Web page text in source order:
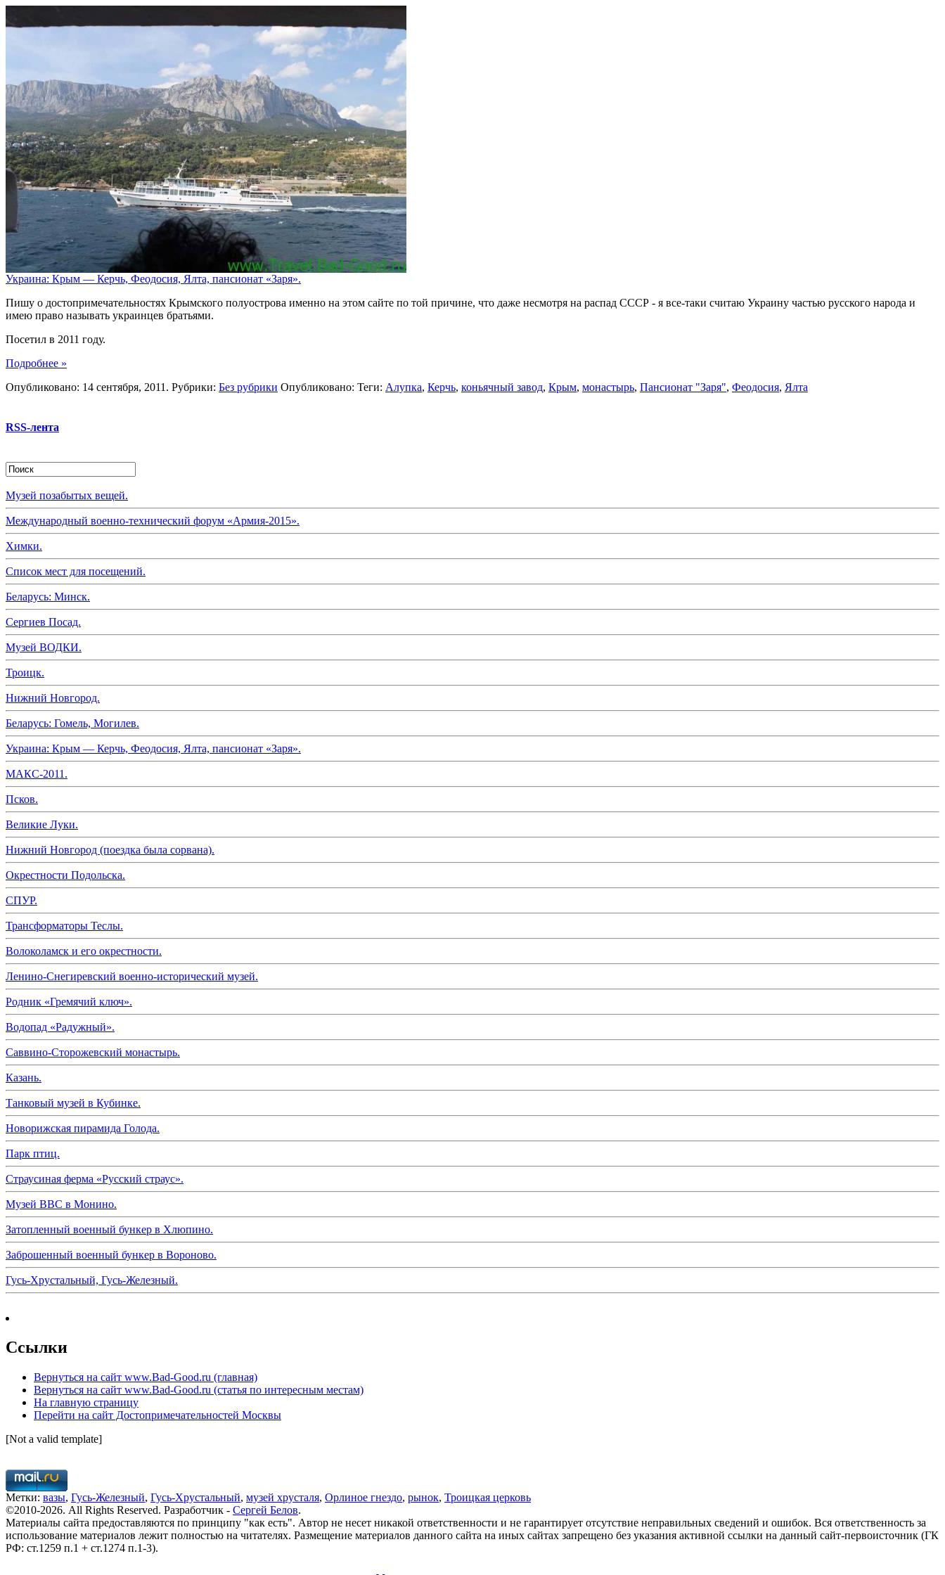
Украина: Крым — Керчь, Феодосия, Ялта, пансионат «Заря».
Пишу о достопримечательностях Крымского полуострова именно на этом сайте по той причине, что даже несмотря на распад СССР - я все-таки считаю Украину частью русского народа и
имею право называть украинцев братьями.
Посетил в 2011 году.
Подробнее »
Опубликовано: 14 сентября, 2011. Рубрики: Без рубрики Опубликовано: Теги: Алупка, Керчь, коньячный завод, Крым, монастырь, Пансионат "Заря", Феодосия, Ялта
RSS-лента
Музей позабытых вещей.
Международный военно-технический форум «Армия-2015».
Химки.
Список мест для посещений.
Беларусь: Минск.
Сергиев Посад.
Музей ВОДКИ.
Троицк.
Нижний Новгород.
Беларусь: Гомель, Могилев.
Украина: Крым — Керчь, Феодосия, Ялта, пансионат «Заря».
МАКС-2011.
Псков.
Великие Луки.
Нижний Новгород (поездка была сорвана).
Окрестности Подольска.
СПУР.
Трансформаторы Теслы.
Волоколамск и его окрестности.
Ленино-Снегиревский военно-исторический музей.
Родник «Гремячий ключ».
Водопад «Радужный».
Саввино-Сторожевский монастырь.
Казань.
Танковый музей в Кубинке.
Новорижская пирамида Голода.
Парк птиц.
Страусиная ферма «Русский страус».
Музей ВВС в Монино.
Затопленный военный бункер в Хлюпино.
Заброшенный военный бункер в Вороново.
Гусь-Хрустальный, Гусь-Железный.
Ссылки
Вернуться на сайт www.Bad-Good.ru (главная)
Вернуться на сайт www.Bad-Good.ru (статья по интересным местам)
На главную страницу
Перейти на сайт Достопримечательностей Москвы
[Not a valid template]
Метки: вазы, Гусь-Железный, Гусь-Хрустальный, музей хрусталя, Орлиное гнездо, рынок, Троицкая церковь
©2010-2026. All Rights Reserved. Разработчик - Сергей Белов.
Материалы сайта предоставляются по принципу "как есть". Автор не несет никакой ответственности и не гарантирует отсутствие неправильных сведений и ошибок. Вся ответственность за
использование материалов лежит полностью на читателях. Размещение материалов данного сайта на иных сайтах запрещено без указания активной ссылки на данный сайт-первоисточник (ГК
РФ: ст.1259 п.1 + ст.1274 п.1-3).